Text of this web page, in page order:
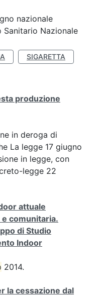
nazionale
Sanitario Nazionale
SIGARETTA
produzione
in deroga di
La legge 17 giugno
in legge, con
legge 22
attuale
comunitaria.
di Studio
Indoor
2014.
la cessazione dal